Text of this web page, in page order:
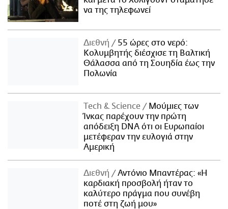
να της τηλεφωνεί
Διεθνή
55 ώρες στο νερό:
Κολυμβητής διέσχισε τη Βαλτική
Θάλασσα από τη Σουηδία έως την
Πολωνία
Τech & Science
Μούμιες των
Ίνκας παρέχουν την πρώτη
απόδειξη DNA ότι οι Ευρωπαίοι
μετέφεραν την ευλογιά στην
Αμερική
Διεθνή
Αντόνιο Μπαντέρας: «Η
καρδιακή προσβολή ήταν το
καλύτερο πράγμα που συνέβη
ποτέ στη ζωή μου»